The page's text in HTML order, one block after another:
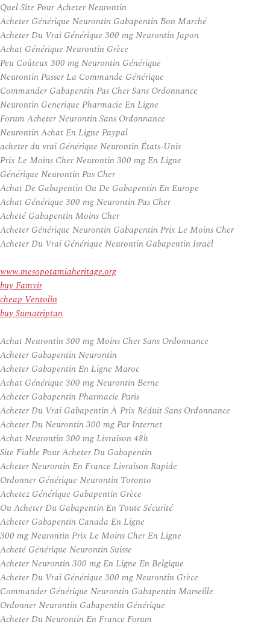
Quel Site Pour Acheter Neurontin
Acheter Générique Neurontin Gabapentin Bon Marché
Acheter Du Vrai Générique 300 mg Neurontin Japon
Achat Générique Neurontin Grèce
Peu Coûteux 300 mg Neurontin Générique
Neurontin Passer La Commande Générique
Commander Gabapentin Pas Cher Sans Ordonnance
Neurontin Generique Pharmacie En Ligne
Forum Acheter Neurontin Sans Ordonnance
Neurontin Achat En Ligne Paypal
acheter du vrai Générique Neurontin États-Unis
Prix Le Moins Cher Neurontin 300 mg En Ligne
Générique Neurontin Pas Cher
Achat De Gabapentin Ou De Gabapentin En Europe
Achat Générique 300 mg Neurontin Pas Cher
Acheté Gabapentin Moins Cher
Acheter Générique Neurontin Gabapentin Prix Le Moins Cher
Acheter Du Vrai Générique Neurontin Gabapentin Israël
www.mesopotamiaheritage.org
buy Famvir
cheap Ventolin
buy Sumatriptan
Achat Neurontin 300 mg Moins Cher Sans Ordonnance
Acheter Gabapentin Neurontin
Acheter Gabapentin En Ligne Maroc
Achat Générique 300 mg Neurontin Berne
Acheter Gabapentin Pharmacie Paris
Acheter Du Vrai Gabapentin À Prix Réduit Sans Ordonnance
Acheter Du Neurontin 300 mg Par Internet
Achat Neurontin 300 mg Livraison 48h
Site Fiable Pour Acheter Du Gabapentin
Acheter Neurontin En France Livraison Rapide
Ordonner Générique Neurontin Toronto
Achetez Générique Gabapentin Grèce
Ou Acheter Du Gabapentin En Toute Sécurité
Acheter Gabapentin Canada En Ligne
300 mg Neurontin Prix Le Moins Cher En Ligne
Acheté Générique Neurontin Suisse
Acheter Neurontin 300 mg En Ligne En Belgique
Acheter Du Vrai Générique 300 mg Neurontin Grèce
Commander Générique Neurontin Gabapentin Marseille
Ordonner Neurontin Gabapentin Générique